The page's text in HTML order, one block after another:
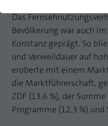
MP auf Mastodon
MP auf LinkedIn
Newsletter
Das
Bevölkerung war auch
Konstanz geprägt. So
und Verweildauer auf
eroberte mit einem
die Marktführerschaft,
ZDF (13,6 %), der
Programme (12,3 %) und
Webseite einwandfrei
Name
Anbieter
Laufzeit
Dieses
Cookie von
Cookie-
Statistik und
CROSS-DEVICE ANALYTICS
Name
Anbieter
Cookie-